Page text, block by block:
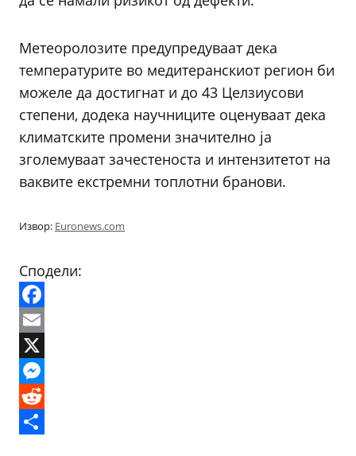
Метеоролозите предупредуваат дека
температурите во медитеранскиот регион би
можеле да достигнат и до 43 Целзиусови
степени, додека научниците оценуваат дека
климатските промени значително ја
зголемуваат зачестеноста и интензитетот на
ваквите екстремни топлотни бранови.
Извор: Euronews.com
Сподели:
Facebook
Email
X
Messenger
Reddit